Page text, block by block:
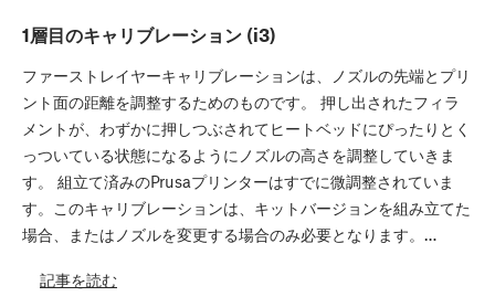
1層目のキャリブレーション (i3)
ファーストレイヤーキャリブレーションは、ノズルの先端とプリ
ント面の距離を調整するためのものです。 押し出されたフィラ
メントが、わずかに押しつぶされてヒートベッドにぴったりとく
っついている状態になるようにノズルの高さを調整していきま
す。 組立て済みのPrusaプリンターはすでに微調整されていま
す。このキャリブレーションは、キットバージョンを組み立てた
場合、またはノズルを変更する場合のみ必要となります。…
記事を読む